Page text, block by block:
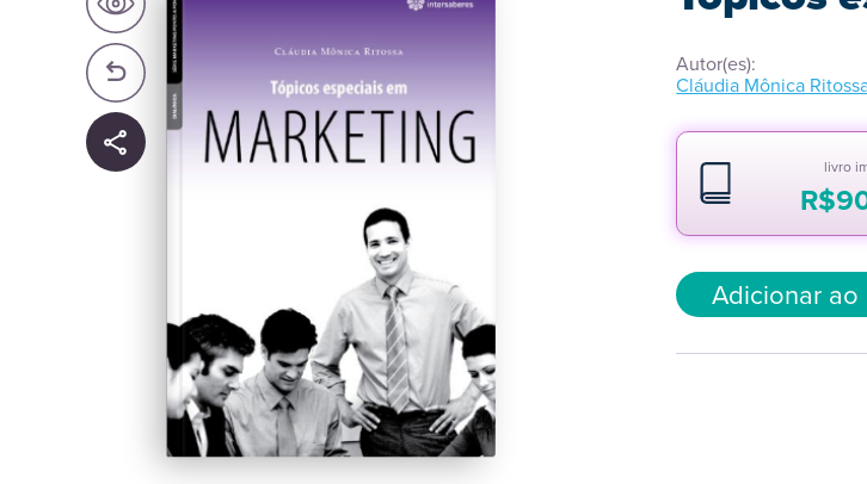
Autor(es):
Cláudia Mônica
livro
R$
Adicionar ao